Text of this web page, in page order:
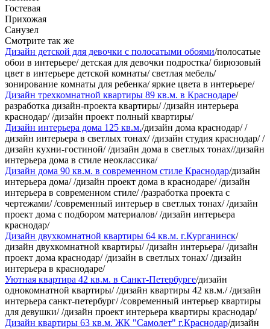
Гостевая
Прихожая
Санузел
Смотрите так же
Дизайн детской для девочки с полосатыми обоями/полосатые
обои в интерьере/ детская для девочки подростка/ бирюзовый
цвет в интерьере детской комнаты/ светлая мебель/
зонирование комнаты для ребенка/ яркие цвета в интерьере/
Дизайн трехкомнатной квартиры 89 кв.м. в Краснодаре/
разработка дизайн-проекта квартиры/ /дизайн интерьера
краснодар/ /дизайн проект полный квартиры/
Дизайн интерьера дома 125 кв.м./дизайн дома краснодар/ /
дизайн интерьера в светлых тонах/ /дизайн студия краснодар/ /
дизайн кухни-гостиной/ /дизайн дома в светлых тонах//дизайн
интерьера дома в стиле неоклассика/
Дизайн дома 90 кв.м. в современном стиле Краснодар/дизайн
интерьера дома/ /дизайн проект дома в краснодаре/ /дизайн
интерьера в современном стиле/ /разработка проекта с
чертежами/ /современный интерьер в светлых тонах/ /дизайн
проект дома с подбором материалов/ /дизайн интерьера
краснодар/
Дизайн двухкомнатной квартиры 64 кв.м. г.Курганинск/
дизайн двухкомнатной квартиры/ /дизайн интерьера/ /дизайн
проект дома краснодар/ /дизайн в светлых тонах/ /дизайн
интерьера в краснодаре/
Уютная квартира 42 кв.м. в Санкт-Петербурге/дизайн
однокомнатной квартиры/ /дизайн квартиры 42 кв.м./ /дизайн
интерьера санкт-петербург/ /современный интерьер квартиры
для девушки/ /дизайн проект интерьера квартиры краснодар/
Дизайн квартиры 63 кв.м. ЖК "Самолет" г.Краснодар/дизайн